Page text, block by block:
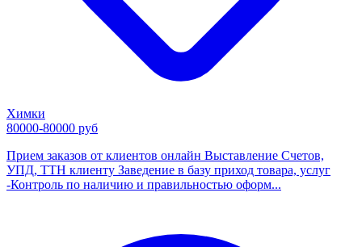
Химки
80000-80000 руб
Прием заказов от клиентов онлайн Выставление Счетов,
УПД, ТТН клиенту Заведение в базу приход товара, услуг
-Контроль по наличию и правильностью оформ...